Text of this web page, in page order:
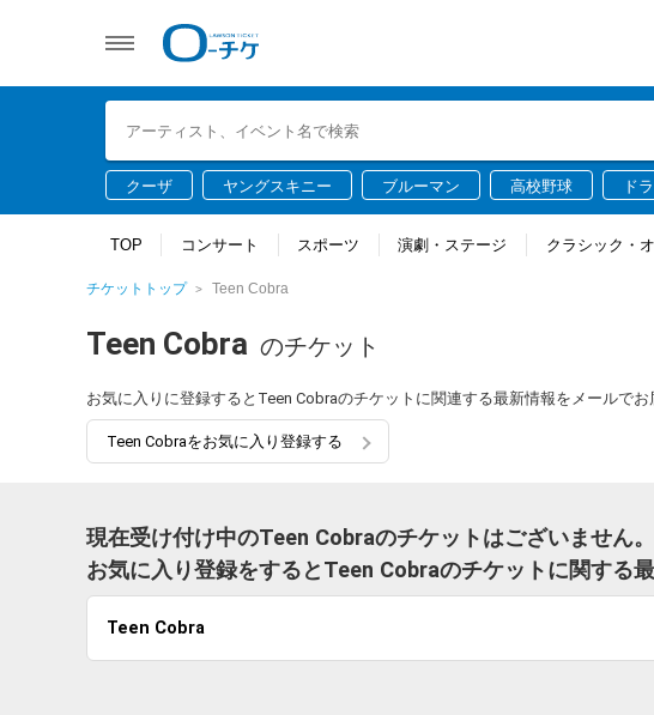
クーザ ヤングスキニー ブルーマン 高校野球 ド
TOP コンサート スポーツ 演劇・ステージ クラシック・
チケットトップ Teen Cobra
Teen Cobra のチケット
お気に入りに登録するとTeen Cobraのチケットに関連する最新情報をメールでお
Teen Cobraをお気に入り登録する
現在受け付け中のTeen Cobraのチケットはございません。
お気に入り登録をするとTeen Cobraのチケットに関する
Teen Cobra